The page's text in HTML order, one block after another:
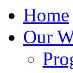
Home
Our